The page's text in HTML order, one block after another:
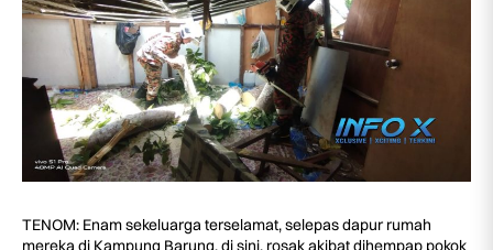
TENOM: Enam sekeluarga terselamat, selepas dapur rumah